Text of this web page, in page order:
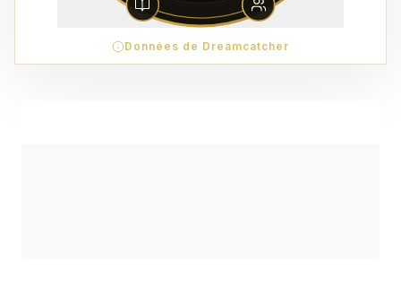
Données de Dreamcatcher